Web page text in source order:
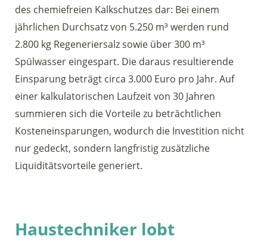
des chemiefreien Kalkschutzes dar: Bei einem
jährlichen Durchsatz von 5.250 m³ werden rund
2.800 kg Regeneriersalz sowie über 300 m³
Spülwasser eingespart. Die daraus resultierende
Einsparung beträgt circa 3.000 Euro pro Jahr. Auf
einer kalkulatorischen Laufzeit von 30 Jahren
summieren sich die Vorteile zu beträchtlichen
Kosteneinsparungen, wodurch die Investition nicht
nur gedeckt, sondern langfristig zusätzliche
Liquiditätsvorteile generiert.
Haustechniker lobt